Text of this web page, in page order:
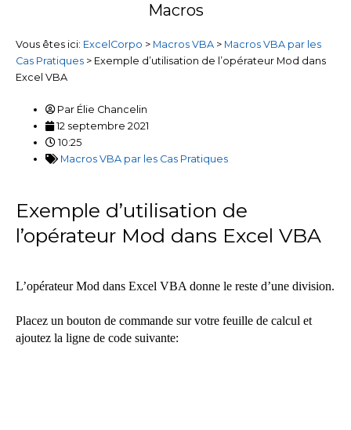
Macros
Vous êtes ici: ExcelCorpo > Macros VBA > Macros VBA par les
Cas Pratiques > Exemple d’utilisation de l’opérateur Mod dans
Excel VBA
Par Élie Chancelin
12 septembre 2021
10:25
Macros VBA par les Cas Pratiques
Exemple d’utilisation de
l’opérateur Mod dans Excel VBA
L’opérateur Mod dans Excel VBA donne le reste d’une division.
Placez un bouton de commande sur votre feuille de calcul et
ajoutez la ligne de code suivante: